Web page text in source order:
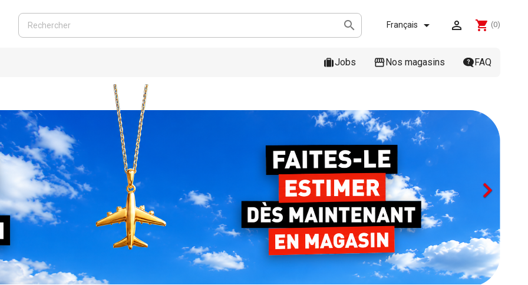
 shopping_cart (0)
Français  
Jobs Nos magasins FAQ
